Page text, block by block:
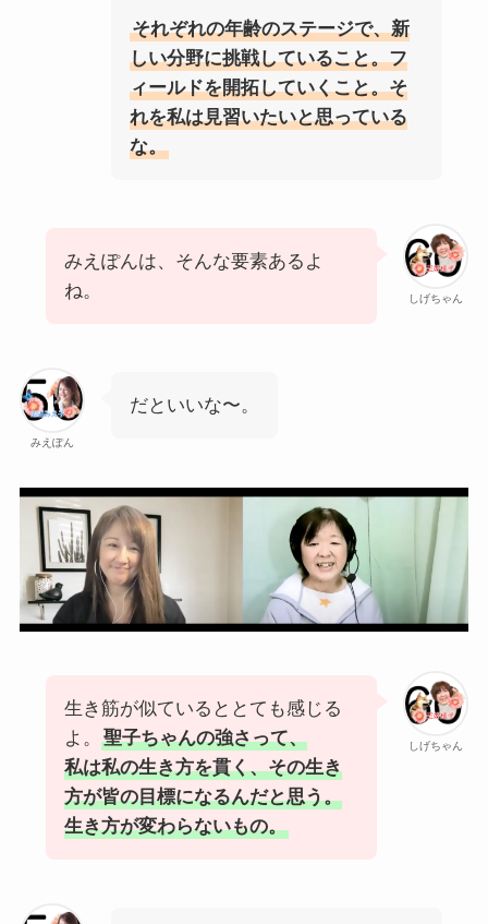
それぞれの年齢のステージで、新
しい分野に挑戦していること。フ
ィールドを開拓していくこと。そ
れを私は見習いたいと思っている
な。
しげちゃん
みえぽんは、そんな要素あるよ
ね。
みえぽん
だといいな〜。
しげちゃん
生き筋が似ているととても感じる
よ。
聖子ちゃんの強さって、
私は私の生き方を貫く、その生き
方が皆の目標になるんだと思う。
生き方が変わらないもの。